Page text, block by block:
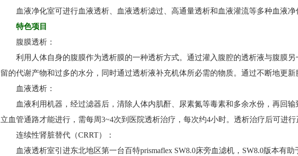
血液净化室可进行血液透析、血液透析滤过、高通量透析和血液灌流等多种血液净
特色项目
腹膜透析：
利用人体自身的腹膜作为透析膜的一种透析方式。通过灌入腹腔的透析液与腹膜
留的代谢产物和过多的水分，同时通过透析液补充机体所必需的物质。通过不断地更新
血液透析：
血液利用机器，经过滤器后，清除人体内肌酐、尿素氮等毒素和多余水份，再回
立血管通路才能进行，需每周3~4次到医院透析治疗，每次约4小时。透析治疗后可进行
连续性肾脏替代（CRRT）：
血液透析室引进东北地区第一台百特prismaflex SW8.0床旁血滤机，SW8.0版本有